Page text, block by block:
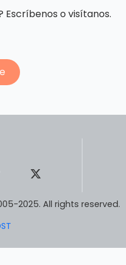
o visítanos.
2025. All rights reserved.